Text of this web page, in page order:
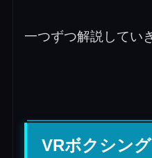
一つずつ解説してい
VRボクシン